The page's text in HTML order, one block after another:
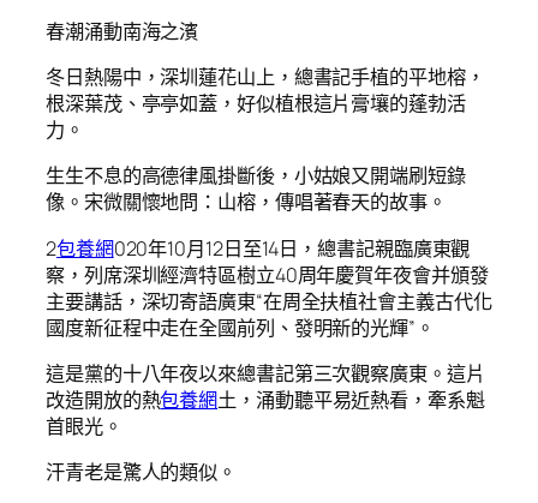
春潮涌動南海之濱
冬日熱陽中，深圳蓮花山上，總書記手植的平地榕，
根深葉茂、亭亭如蓋，好似植根這片膏壤的蓬勃活
力。
生生不息的高德律風掛斷後，小姑娘又開端刷短錄
像。宋微關懷地問：山榕，傳唱著春天的故事。
2包養網020年10月12日至14日，總書記親臨廣東觀
察，列席深圳經濟特區樹立40周年慶賀年夜會并頒發
主要講話，深切寄語廣東“在周全扶植社會主義古代化
國度新征程中走在全國前列、發明新的光輝”。
這是黨的十八年夜以來總書記第三次觀察廣東。這片
改造開放的熱包養網土，涌動聽平易近熱看，牽系魁
首眼光。
汗青老是驚人的類似。